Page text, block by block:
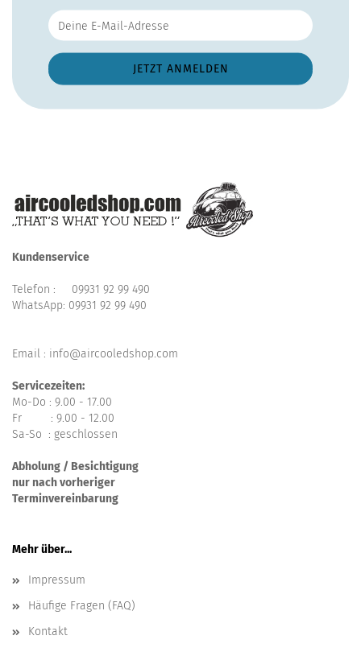
Kundenservice
Telefon : 09931 92 99 490
WhatsApp: 09931 92 99 490
Email : info@aircooledshop.com
Servicezeiten:
Mo-Do : 9.00 - 17.00
Fr : 9.00 - 12.00
Sa-So : geschlossen
Abholung / Besichtigung
nur nach vorheriger
Terminvereinbarung
Mehr über...
Impressum
Häufige Fragen (FAQ)
Kontakt